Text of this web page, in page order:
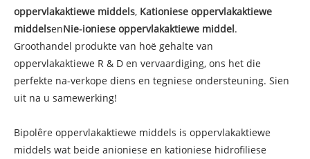
oppervlakaktiewe middels, Kationiese oppervlakaktiewe
middelsenNie-ioniese oppervlakaktiewe middel.
Groothandel produkte van hoë gehalte van
oppervlakaktiewe R & D en vervaardiging, ons het die
perfekte na-verkope diens en tegniese ondersteuning. Sien
uit na u samewerking!
Bipolêre oppervlakaktiewe middels is oppervlakaktiewe
middels wat beide anioniese en kationiese hidrofiliese